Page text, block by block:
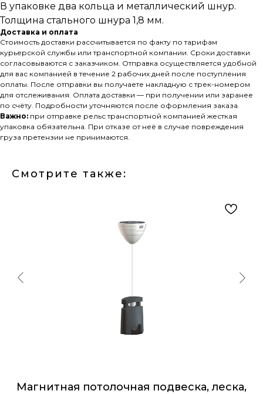
В упаковке два кольца и металлический шнур.
Толщина стального шнура 1,8 мм.
Доставка и оплата
Стоимость доставки рассчитывается по факту по тарифам
курьерской службы или транспортной компании. Сроки доставки
согласовываются с заказчиком. Отправка осуществляется удобной
для вас компанией в течение 2 рабочих дней после поступления
оплаты. После отправки вы получаете накладную с трек-номером
для отслеживания. Оплата доставки — при получении или заранее
по счёту. Подробности уточняются после оформления заказа.
Важно: при отправке рельс транспортной компанией жесткая
упаковка обязательна. При отказе от неё в случае повреждения
груза претензии не принимаются.
Смотрите также:
Магнитная потолочная подвеска, леска,